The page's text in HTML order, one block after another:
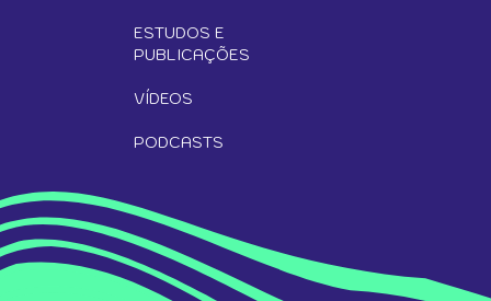
ESTUDOS E
PUBLICAÇÕES
VÍDEOS
PODCASTS